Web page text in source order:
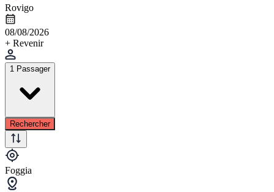
Rovigo
08/08/2026
+ Revenir
1 Passager
Rechercher
Foggia